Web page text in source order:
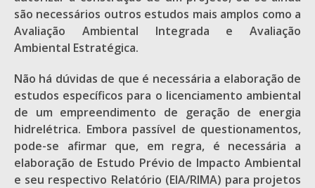
são necessários outros estudos mais amplos como a
Avaliação Ambiental Integrada e Avaliação
Ambiental Estratégica.
Não há dúvidas de que é necessária a elaboração de
estudos específicos para o licenciamento ambiental
de um empreendimento de geração de energia
hidrelétrica. Embora passível de questionamentos,
pode-se afirmar que, em regra, é necessária a
elaboração de Estudo Prévio de Impacto Ambiental
e seu respectivo Relatório (EIA/RIMA) para projetos